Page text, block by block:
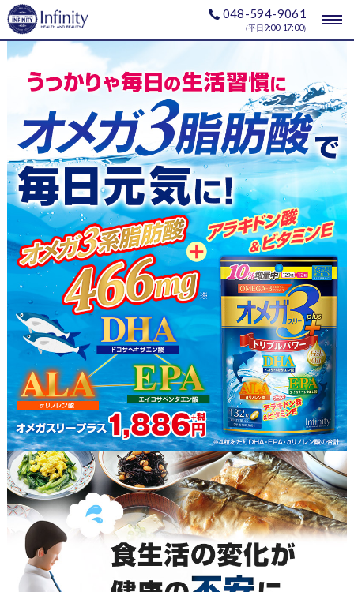
048-594-9061
（平日9:00-17:00）